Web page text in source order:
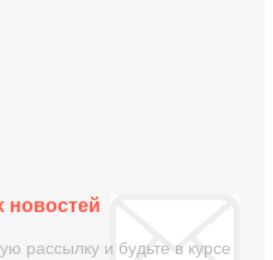
новостей
рассылку и будьте в курсе